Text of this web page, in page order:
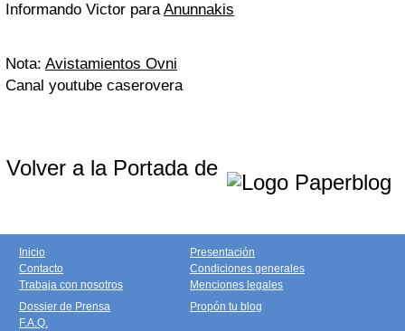
Informando Victor paraAnunnakis
Nota: Avistamientos Ovni
Canal youtube caserovera
Volver a la Portada de
Inicio
Contacto
Trabaja con nosotros
Presentación
Condiciones generales
Menciones legales
Dossier de Prensa
F.A.Q.
Propón tu blog